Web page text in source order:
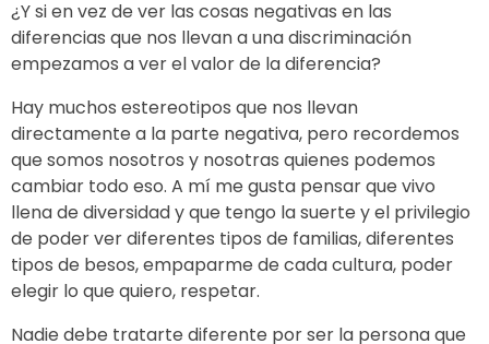
¿Y si en vez de ver las cosas negativas en las
diferencias que nos llevan a una discriminación
empezamos a ver el valor de la diferencia?
Hay muchos estereotipos que nos llevan
directamente a la parte negativa, pero recordemos
que somos nosotros y nosotras quienes podemos
cambiar todo eso. A mí me gusta pensar que vivo
llena de diversidad y que tengo la suerte y el privilegio
de poder ver diferentes tipos de familias, diferentes
tipos de besos, empaparme de cada cultura, poder
elegir lo que quiero, respetar.
Nadie debe tratarte diferente por ser la persona que